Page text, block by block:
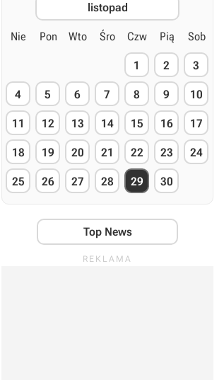
listopad
Nie Pon Wto Śro Czw Pią Sob
1 2 3
4 5 6 7 8 9 10
11 12 13 14 15 16 17
18 19 20 21 22 23 24
25 26 27 28 29 30
Top News